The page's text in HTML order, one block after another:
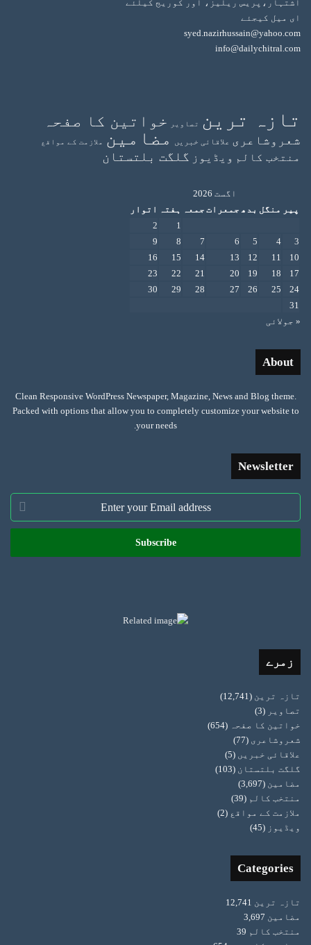
اشتہار،پریس ریلیز، اور کوریج کیلئے
ای میل کیجئے
syed.nazirhussain@yahoo.com
info@dailychitral.com
تازہ ترین تصاویر خواتین کا صفحہ
شعروشاعری علاقائی خبریں مضامین ملازمت کے مواقع
منتخب کالم ویڈیوز گلگت بلتستان
اگست 2026
پیر منگل بدھ جمعرات جمعہ ہفتہ اتوار
1
2
3
4
5
6
7
8
9
10
11
12
13
14
15
16
17
18
19
20
21
22
23
24
25
26
27
28
29
30
31
« جولائی
About
Clean Responsive WordPress Newspaper, Magazine, News and Blog theme.
Packed with options that allow you to completely customize your website to
your needs.
Newsletter
Email
زمرے
تازہ ترین (12,741)
تصاویر (3)
خواتین کا صفحہ (654)
شعروشاعری (77)
علاقائی خبریں (5)
گلگت بلتستان (103)
مضامین (3,697)
منتخب کالم (39)
ملازمت کے مواقع (2)
ویڈیوز (45)
Categories
تازہ ترین 12,741
مضامین 3,697
منتخب کالم 39